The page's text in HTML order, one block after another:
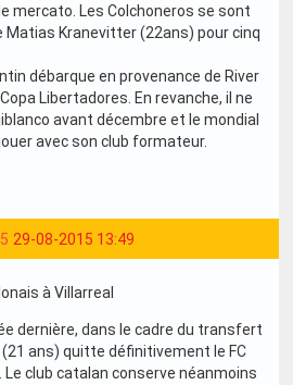
mercato. Les Colchoneros se sont
Kranevitter (22ans) pour cinq
débarque en provenance de River
Libertadores. En revanche, il ne
avant décembre et le mondial
avec son club formateur.
29-08-2015 13:49
à Villarreal
dernière, dans le cadre du transfert
ans) quitte définitivement le FC
Le club catalan conserve néanmoins